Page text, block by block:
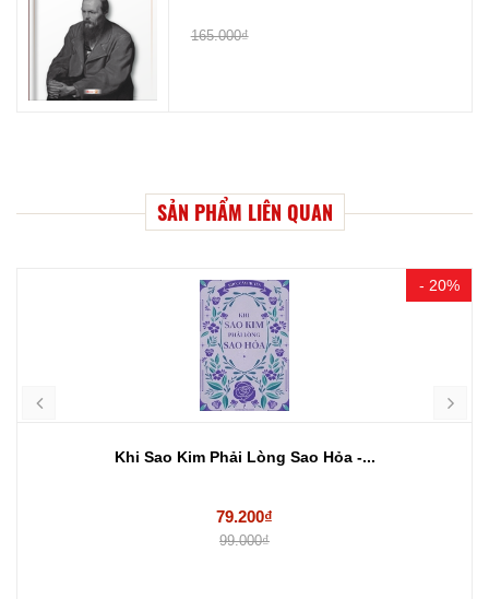
165.000₫
SẢN PHẨM LIÊN QUAN
- 20%
Khi Sao Kim Phải Lòng Sao Hỏa -...
79.200₫
99.000₫